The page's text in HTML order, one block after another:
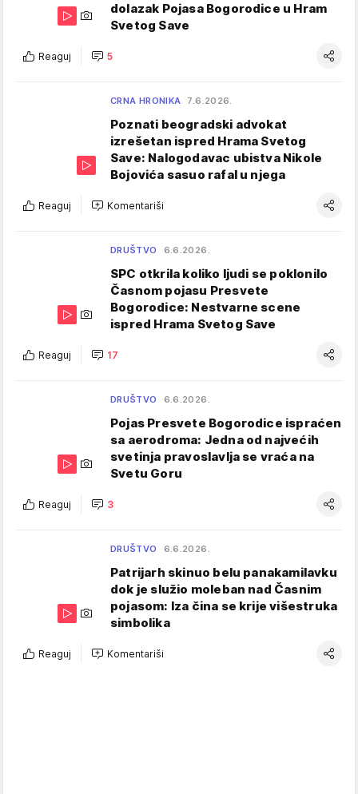
dolazak Pojasa Bogorodice u Hram
Svetog Save
Reaguj 5
CRNA HRONIKA 7.6.2026.
Poznati beogradski advokat
izrešetan ispred Hrama Svetog
Save: Nalogodavac ubistva Nikole
Bojovića sasuo rafal u njega
Reaguj Komentariši
DRUŠTVO 6.6.2026.
SPC otkrila koliko ljudi se poklonilo
Časnom pojasu Presvete
Bogorodice: Nestvarne scene
ispred Hrama Svetog Save
Reaguj 17
DRUŠTVO 6.6.2026.
Pojas Presvete Bogorodice ispraćen
sa aerodroma: Jedna od najvećih
svetinja pravoslavlja se vraća na
Svetu Goru
Reaguj 3
DRUŠTVO 6.6.2026.
Patrijarh skinuo belu panakamilavku
dok je služio moleban nad Časnim
pojasom: Iza čina se krije višestruka
simbolika
Reaguj Komentariši